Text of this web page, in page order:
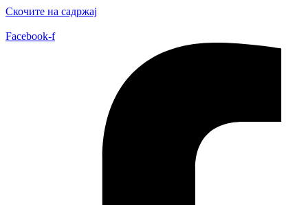
Скочите на садржај
Facebook-f